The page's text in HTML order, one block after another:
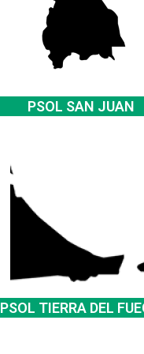
PSOL SAN JUAN
PSOL TIERRA DEL